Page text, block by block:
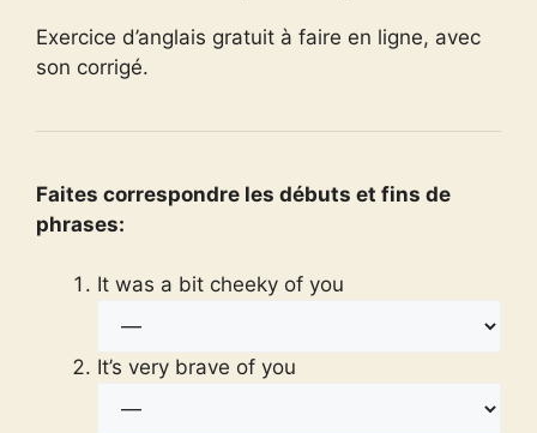
Exercice d’anglais gratuit à faire en ligne, avec
son corrigé.
Faites correspondre les débuts et fins de
phrases:
It was a bit cheeky of you
It’s very brave of you